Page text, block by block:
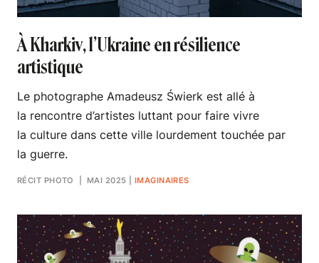
À Kharkiv, l’Ukraine en résilience
artistique
Le photographe Amadeusz Świerk est allé à
la rencontre d’artistes luttant pour faire vivre
la culture dans cette ville lourdement touchée par
la guerre.
RÉCIT PHOTO | MAI 2025 IMAGINAIRES